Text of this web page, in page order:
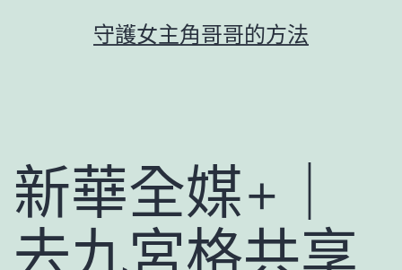
守護女主角哥哥的方法
新華全媒+｜
去九宮格共享